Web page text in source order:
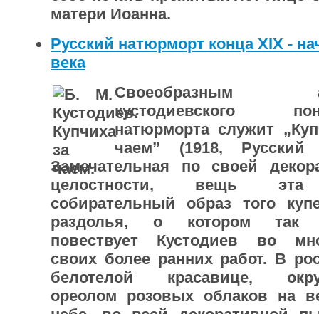
матери Иоанна.
Русский натюрморт конца XIX -
века
Своеобразным
кустодиевского
натюрморта служит
чаем” (1918, Русский
Замечательная по своей
целостности, вещь
собирательный образ того
раздолья, о котором так
повествует Кустодиев во
своих более ранних работ. В
белотелой красавице,
ореолом розовых облаков на